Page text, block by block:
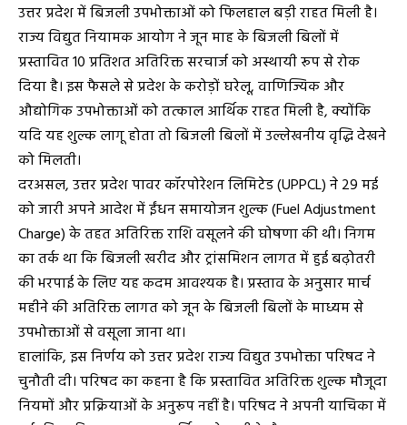
उत्तर प्रदेश में बिजली उपभोक्ताओं को फिलहाल बड़ी राहत मिली है।
राज्य विद्युत नियामक आयोग ने जून माह के बिजली बिलों में
प्रस्तावित 10 प्रतिशत अतिरिक्त सरचार्ज को अस्थायी रूप से रोक
दिया है। इस फैसले से प्रदेश के करोड़ों घरेलू, वाणिज्यिक और
औद्योगिक उपभोक्ताओं को तत्काल आर्थिक राहत मिली है, क्योंकि
यदि यह शुल्क लागू होता तो बिजली बिलों में उल्लेखनीय वृद्धि देखने
को मिलती।
दरअसल, उत्तर प्रदेश पावर कॉरपोरेशन लिमिटेड (UPPCL) ने 29 मई
को जारी अपने आदेश में ईंधन समायोजन शुल्क (Fuel Adjustment
Charge) के तहत अतिरिक्त राशि वसूलने की घोषणा की थी। निगम
का तर्क था कि बिजली खरीद और ट्रांसमिशन लागत में हुई बढ़ोतरी
की भरपाई के लिए यह कदम आवश्यक है। प्रस्ताव के अनुसार मार्च
महीने की अतिरिक्त लागत को जून के बिजली बिलों के माध्यम से
उपभोक्ताओं से वसूला जाना था।
हालांकि, इस निर्णय को उत्तर प्रदेश राज्य विद्युत उपभोक्ता परिषद ने
चुनौती दी। परिषद का कहना है कि प्रस्तावित अतिरिक्त शुल्क मौजूदा
नियमों और प्रक्रियाओं के अनुरूप नहीं है। परिषद ने अपनी याचिका में